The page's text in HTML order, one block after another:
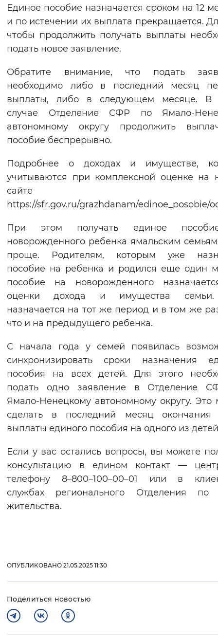
Единое пособие назначается сроком на 12
и по истечении их выплата прекращается.
чтобы продолжить получать выплаты
подать новое заявление.
Обратите внимание, что подать
необходимо либо в последний месяц
выплаты, либо в следующем месяце. В
случае Отделение СФР по Ямало-
автономному округу продолжить
пособие беспрерывно.
Подробнее о доходах и имуществе,
учитываются при комплексной оценке на
сайте
https://sfr.gov.ru/grazhdanam/edinoe_posobie/
При этом получать единое
новорожденного ребенка ямальским
проще. Родителям, которым уже
пособие на ребенка и родился еще один
пособие на новорожденного
оценки дохода и имущества
назначается на тот же период и в том же
что и на предыдущего ребенка.
С начала года у семей появилась
синхронизировать сроки назначения
пособия на всех детей. Для этого
подать одно заявление в Отделение
Ямало-Ненецкому автономному округу. Это
сделать в последний месяц окончания
выплаты единого пособия на одного из
Если у вас остались вопросы, вы можете
консультацию в едином контакт —
телефону 8–800–100–00–01 или в
службах регионального Отделения по
жительства.
ОПУБЛИКОВАНО 21.05.2025 11:30
Поделиться новостью